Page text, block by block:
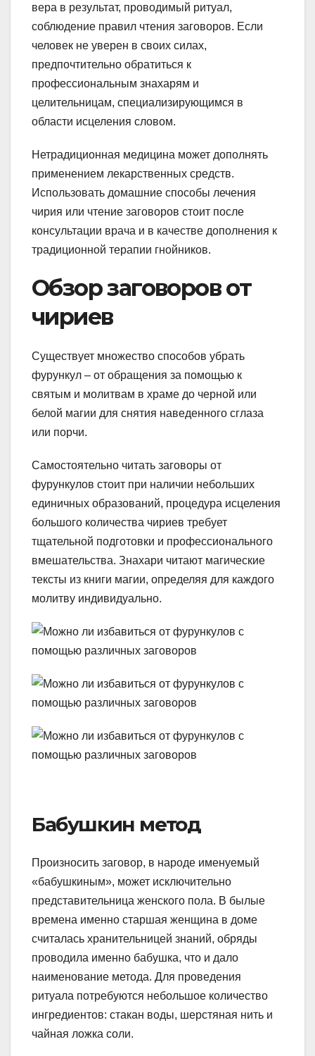
вера в результат, проводимый ритуал,
соблюдение правил чтения заговоров. Если
человек не уверен в своих силах,
предпочтительно обратиться к
профессиональным знахарям и
целительницам, специализирующимся в
области исцеления словом.
Нетрадиционная медицина может дополнять
применением лекарственных средств.
Использовать домашние способы лечения
чирия или чтение заговоров стоит после
консультации врача и в качестве дополнения к
традиционной терапии гнойников.
Обзор заговоров от
чириев
Существует множество способов убрать
фурункул – от обращения за помощью к
святым и молитвам в храме до черной или
белой магии для снятия наведенного сглаза
или порчи.
Самостоятельно читать заговоры от
фурункулов стоит при наличии небольших
единичных образований, процедура исцеления
большого количества чириев требует
тщательной подготовки и профессионального
вмешательства. Знахари читают магические
тексты из книги магии, определяя для каждого
молитву индивидуально.
Бабушкин метод
Произносить заговор, в народе именуемый
«бабушкиным», может исключительно
представительница женского пола. В былые
времена именно старшая женщина в доме
считалась хранительницей знаний, обряды
проводила именно бабушка, что и дало
наименование метода. Для проведения
ритуала потребуются небольшое количество
ингредиентов: стакан воды, шерстяная нить и
чайная ложка соли.